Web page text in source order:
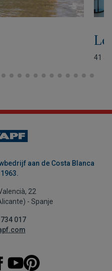
41
aan de Costa Blanca
22
- Spanje
017